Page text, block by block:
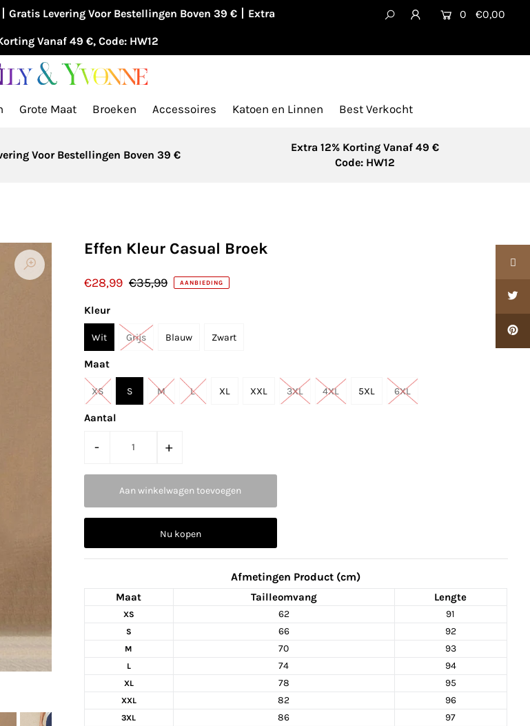
Levering Voor Bestellingen Boven 39 €丨Extra
Vanaf 49 €, Code: HW12
0 €0,00
Grote Maat Broeken Accessoires Katoen en Linnen Best Verkocht
Voor Bestellingen Boven 39 €
Extra 12% Korting Vanaf 49 €
Code: HW12
Effen Kleur Casual Broek
€28,99 €35,99 AANBIEDING
Kleur
Wit Grijs Blauw Zwart
Maat
XS S M L XL XXL 3XL 4XL 5XL 6XL
Aantal
- +
Nu kopen
Afmetingen Product (cm)
Maat Tailleomvang Lengte
XS 62 91
S 66 92
M 70 93
L 74 94
XL 78 95
XXL 82 96
3XL 86 97